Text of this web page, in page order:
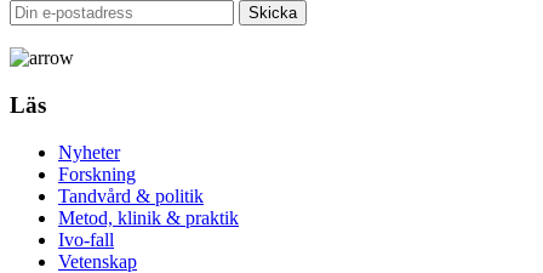
Läs
Nyheter
Forskning
Tandvård & politik
Metod, klinik & praktik
Ivo-fall
Vetenskap